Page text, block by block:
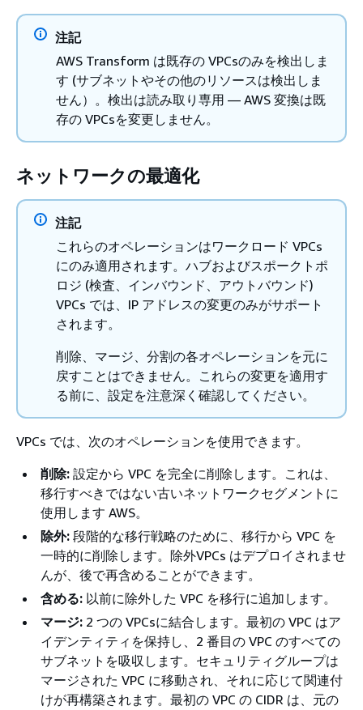
注記
AWS Transform は既存の VPCsのみを検出しま
す (サブネットやその他のリソースは検出しま
せん）。検出は読み取り専用 — AWS 変換は既
存の VPCsを変更しません。
ネットワークの最適化
注記
これらのオペレーションはワークロード VPCs
にのみ適用されます。ハブおよびスポークトポ
ロジ (検査、インバウンド、アウトバウンド)
VPCs では、IP アドレスの変更のみがサポート
されます。
削除、マージ、分割の各オペレーションを元に
戻すことはできません。これらの変更を適用す
る前に、設定を注意深く確認してください。
VPCs では、次のオペレーションを使用できます。
削除: 設定から VPC を完全に削除します。これは、
移行すべきではない古いネットワークセグメントに
使用します AWS。
除外: 段階的な移行戦略のために、移行から VPC を
一時的に削除します。除外VPCs はデプロイされませ
んが、後で再含めることができます。
含める: 以前に除外した VPC を移行に追加します。
マージ: 2 つの VPCsに結合します。最初の VPC はア
イデンティティを保持し、2 番目の VPC のすべての
サブネットを吸収します。セキュリティグループは
マージされた VPC に移動され、それに応じて関連付
けが再構築されます。最初の VPC の CIDR は、元の